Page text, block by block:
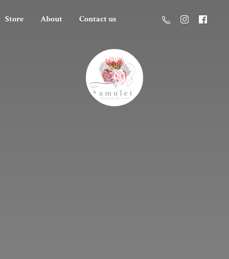
Store About Contact us